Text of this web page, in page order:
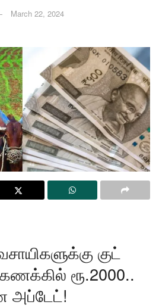
March 22, 2024
குட்
ரூ.2000..
அப்டேட்!